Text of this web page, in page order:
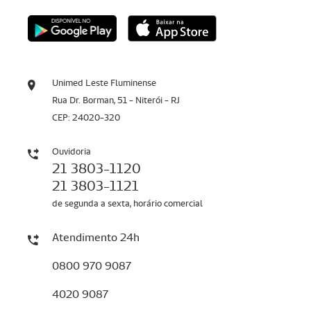
Unimed Leste Fluminense
Rua Dr. Borman, 51 - Niterói - RJ
CEP: 24020-320
Ouvidoria
21 3803-1120
21 3803-1121
de segunda a sexta, horário comercial
Atendimento 24h
0800 970 9087
4020 9087